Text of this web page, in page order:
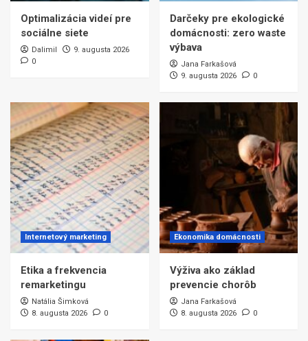
Optimalizácia videí pre
sociálne siete
Dalimil
9. augusta 2026
0
Darčeky pre ekologické
domácnosti: zero waste
výbava
Jana Farkašová
9. augusta 2026
0
Internetový marketing
Etika a frekvencia
remarketingu
Natália Šimková
8. augusta 2026
0
Ekonomika domácnosti
Výživa ako základ
prevencie chorôb
Jana Farkašová
8. augusta 2026
0